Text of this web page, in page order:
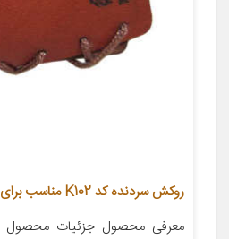
روکش سردنده کد K102 مناسب برای پراید